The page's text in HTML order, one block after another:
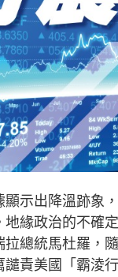
出降溫跡象
緣政治的不確
總統馬杜羅，
責美國「霸淩